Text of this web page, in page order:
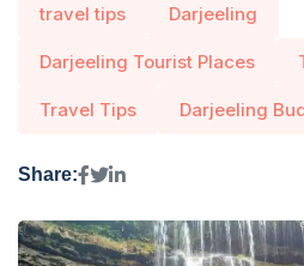
travel tips Darjeeling
Darjeeling Tourist Places
Travel Tips Darjeeling
Share: